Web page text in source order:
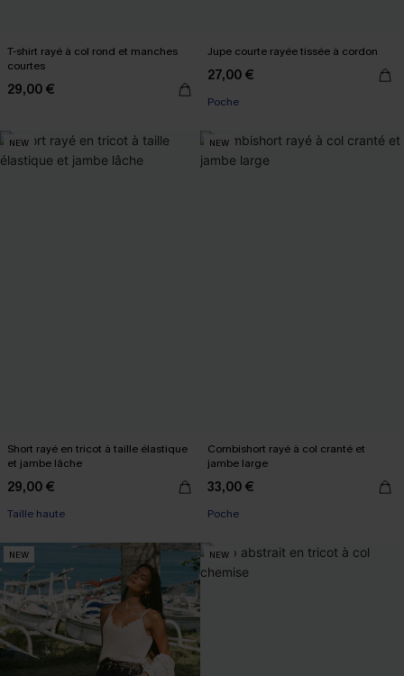
T-shirt rayé à col rond et manches
courtes
29,00 €
Jupe courte rayée tissée à cordon
27,00 €
Poche
NEW
Short rayé en tricot à taille élastique
et jambe lâche
29,00 €
Taille haute
NEW
Combishort rayé à col cranté et
jambe large
33,00 €
Poche
NEW NEW